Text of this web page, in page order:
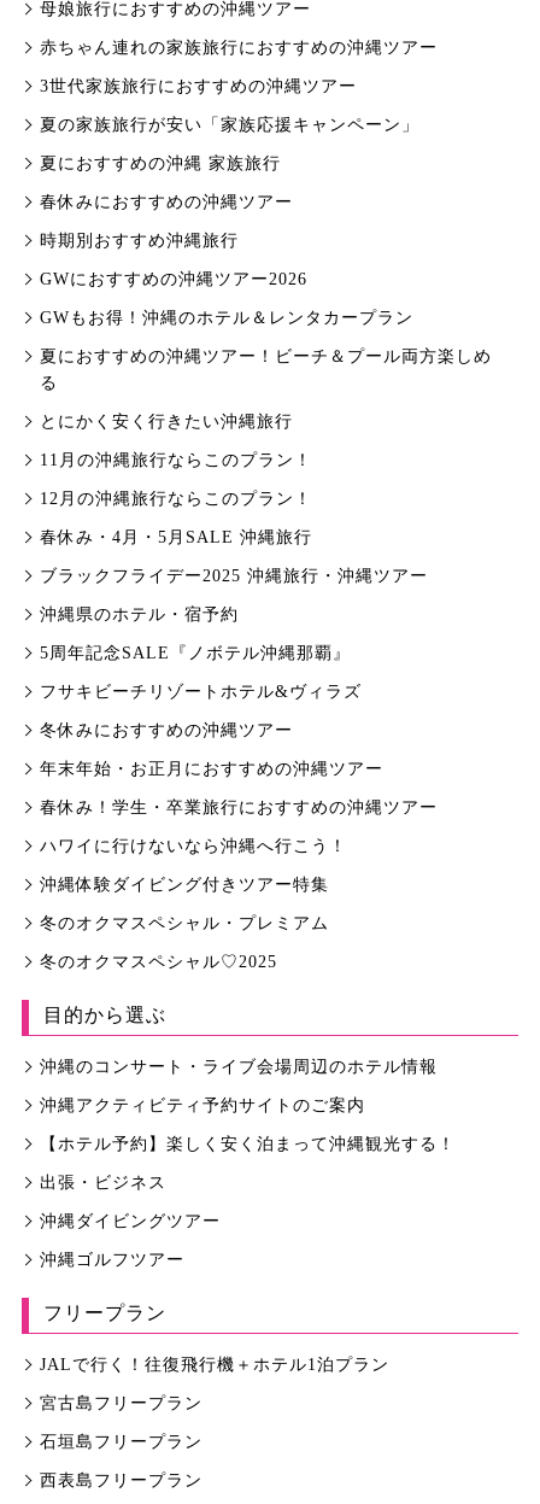
母娘旅行におすすめの沖縄ツアー
赤ちゃん連れの家族旅行におすすめの沖縄ツアー
3世代家族旅行におすすめの沖縄ツアー
夏の家族旅行が安い「家族応援キャンペーン」
夏におすすめの沖縄 家族旅行
春休みにおすすめの沖縄ツアー
時期別おすすめ沖縄旅行
GWにおすすめの沖縄ツアー2026
GWもお得！沖縄のホテル＆レンタカープラン
夏におすすめの沖縄ツアー！ビーチ＆プール両方楽しめ
る
とにかく安く行きたい沖縄旅行
11月の沖縄旅行ならこのプラン！
12月の沖縄旅行ならこのプラン！
春休み・4月・5月SALE 沖縄旅行
ブラックフライデー2025 沖縄旅行・沖縄ツアー
沖縄県のホテル・宿予約
5周年記念SALE『ノボテル沖縄那覇』
フサキビーチリゾートホテル&ヴィラズ
冬休みにおすすめの沖縄ツアー
年末年始・お正月におすすめの沖縄ツアー
春休み！学生・卒業旅行におすすめの沖縄ツアー
ハワイに行けないなら沖縄へ行こう！
沖縄体験ダイビング付きツアー特集
冬のオクマスペシャル・プレミアム
冬のオクマスペシャル♡2025
目的から選ぶ
沖縄のコンサート・ライブ会場周辺のホテル情報
沖縄アクティビティ予約サイトのご案内
【ホテル予約】楽しく安く泊まって沖縄観光する！
出張・ビジネス
沖縄ダイビングツアー
沖縄ゴルフツアー
フリープラン
JALで行く！往復飛行機＋ホテル1泊プラン
宮古島フリープラン
石垣島フリープラン
西表島フリープラン